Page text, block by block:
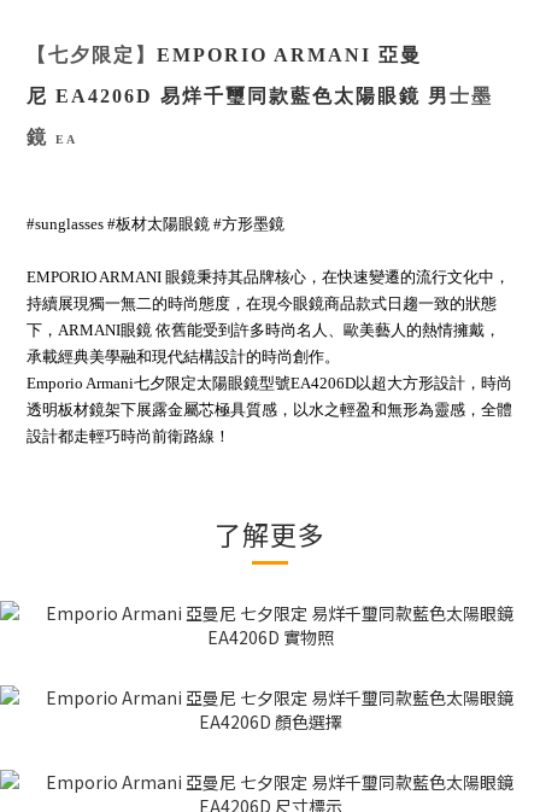
【七夕限定】 EMPORIO ARMANI 亞曼
尼 EA4206D 易烊千璽同款藍色太陽眼鏡 男士墨
鏡
EA
#sunglasses #板材太陽眼鏡 #方形墨鏡
EMPORIO ARMANI 眼鏡秉持其品牌核心，在快速變遷的流行文化中，
持續展現獨一無二的時尚態度，在現今眼鏡商品款式日趨一致的狀態
下，ARMANI眼鏡 依舊能受到許多時尚名人、歐美藝人的熱情擁戴，
承載經典美學融和現代結構設計的時尚創作。
Emporio Armani七夕限定太陽眼鏡型號EA4206D以超大方形設計，時尚
透明板材鏡架下展露金屬芯極具質感，以水之輕盈和無形為靈感，全體
設計都走輕巧時尚前衛路線！
了解更多